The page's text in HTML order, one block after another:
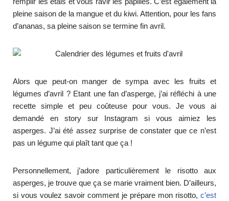
pleine saison de la mangue et du kiwi. Attention, pour les fans
d’ananas, sa pleine saison se termine fin avril.
Alors que peut-on manger de sympa avec les fruits et
légumes d’avril ? Etant une fan d’asperge, j’ai réfléchi à une
recette simple et peu coûteuse pour vous. Je vous ai
demandé en story sur Instagram si vous aimiez les
asperges. J’ai été assez surprise de constater que ce n’est
pas un légume qui plaît tant que ça !
Personnellement, j’adore particulièrement le risotto aux
asperges, je trouve que ça se marie vraiment bien. D’ailleurs,
si vous voulez savoir comment je prépare mon risotto, c’est